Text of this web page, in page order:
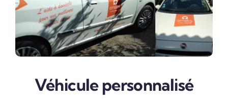
Véhicule personnalisé